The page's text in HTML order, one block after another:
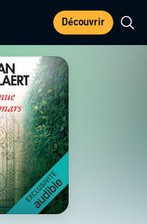
Découvrir